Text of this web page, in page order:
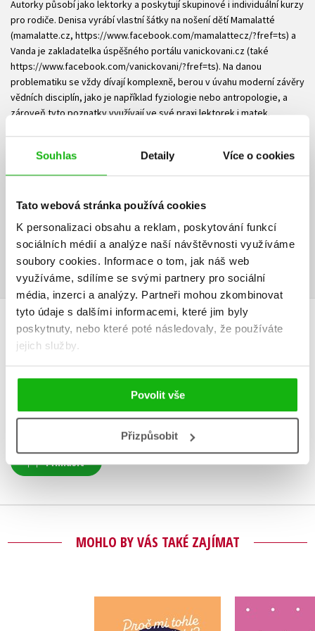
Souhlas Detaily Více o cookies
Tato webová stránka používá cookies
K personalizaci obsahu a reklam, poskytování funkcí
sociálních médií a analýze naší návštěvnosti využíváme
soubory cookies. Informace o tom, jak náš web
využíváme, sdílíme se svými partnery pro sociální
média, inzerci a analýzy. Partneři mohou zkombinovat
tyto údaje s dalšími informacemi, které jim byly
poskytnuty, nebo které poté následovaly, že používáte
jejich služby.
Povolit vše
Přizpůsobit
Autorky působí jako lektorky a poskytují skupinové i individuální kurzy
pro rodiče. Denisa vyrábí vlastní šátky na nošení dětí Mamalatté
(mamalatte.cz, https://www.facebook.com/mamalattecz/?fref=ts) a
Vanda je zakladatelka úspěšného portálu vanickovani.cz (také
https://www.facebook.com/vanickovani/?fref=ts). Na danou
problematiku se vždy dívají komplexně, berou v úvahu moderní závěry
vědních disciplín, jako je například fyziologie nebo antropologie, a
zároveň tyto poznatky využívají ve své praxi lektorek i matek.
Autorky všem rodičům nalévají optimismus do žil, i když to není lehké,
a nikdy je neopouští humor. Své zkušenosti, které získaly jako
Ke stažení
Obsah.pdf Ukázka.pdf
HODNOCENÍ ČTENÁŘŮ
V současné době nejsou vytvořena žádná uživatelská hodnocení.
Uživatelskou recenzi mohou vkládat pouze registrovaní uživatelé
Přihlásit
MOHLO BY VÁS TAKÉ ZAJÍMAT
neřekl?